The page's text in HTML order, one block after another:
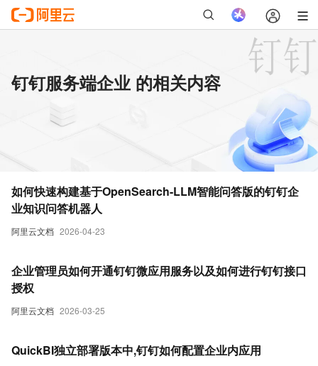
钉钉服务端企业 的相关内容
阿里云文档 2026-04-23
如何快速构建基于OpenSearch-LLM智能问答版的钉钉企
业知识问答机器人
阿里云文档 2026-03-25
企业管理员如何开通钉钉微应用服务以及如何进行钉钉接口
授权
QuickBI独立部署版本中,钉钉如何配置企业内应用